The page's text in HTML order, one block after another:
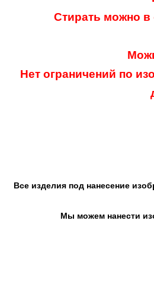
Стирать можно в
Нет ограничений по
Все изделия под нанесение
Мы можем нанести